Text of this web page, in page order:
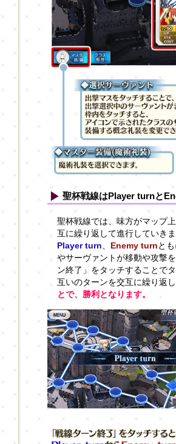
聖杯戦線はPlayer turnと
聖杯戦線では、味方がマップ
互に繰り返して進行していきま
Player turn
Enemy turnと
やサーヴァントが移動や攻撃
ン終了」をタッチすることで
互いのターンを交互に繰り返し
とで、勝利となります。